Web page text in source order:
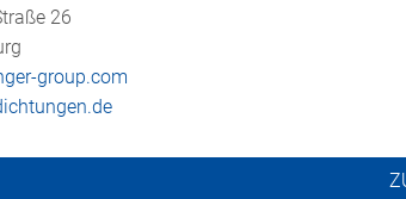
26
group.com